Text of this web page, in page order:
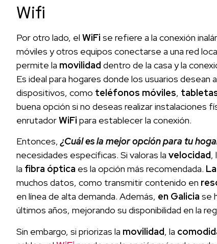
Wifi
Por otro lado, el WiFi se refiere a la conexión
móviles y otros equipos conectarse a una red
permite la movilidad dentro de la casa y la
Es ideal para hogares donde los usuarios
dispositivos, como teléfonos móviles,
buena opción si no deseas realizar instalaciones
enrutadorWiFi para establecer la conexión.
Entonces,¿Cuál es la mejor opción para tu
necesidades específicas. Si valoras la velocidad,
la fibra óptica es la opción más recomendada.
muchos datos, como transmitir contenido en
en línea de alta demanda. Además, en Galicia se
últimos años, mejorando su disponibilidad en la
Sin embargo, si priorizas la movilidad, la